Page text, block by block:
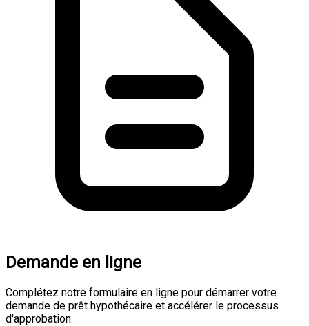
Demande en ligne
Complétez notre formulaire en ligne pour démarrer votre
demande de prêt hypothécaire et accélérer le processus
d'approbation.